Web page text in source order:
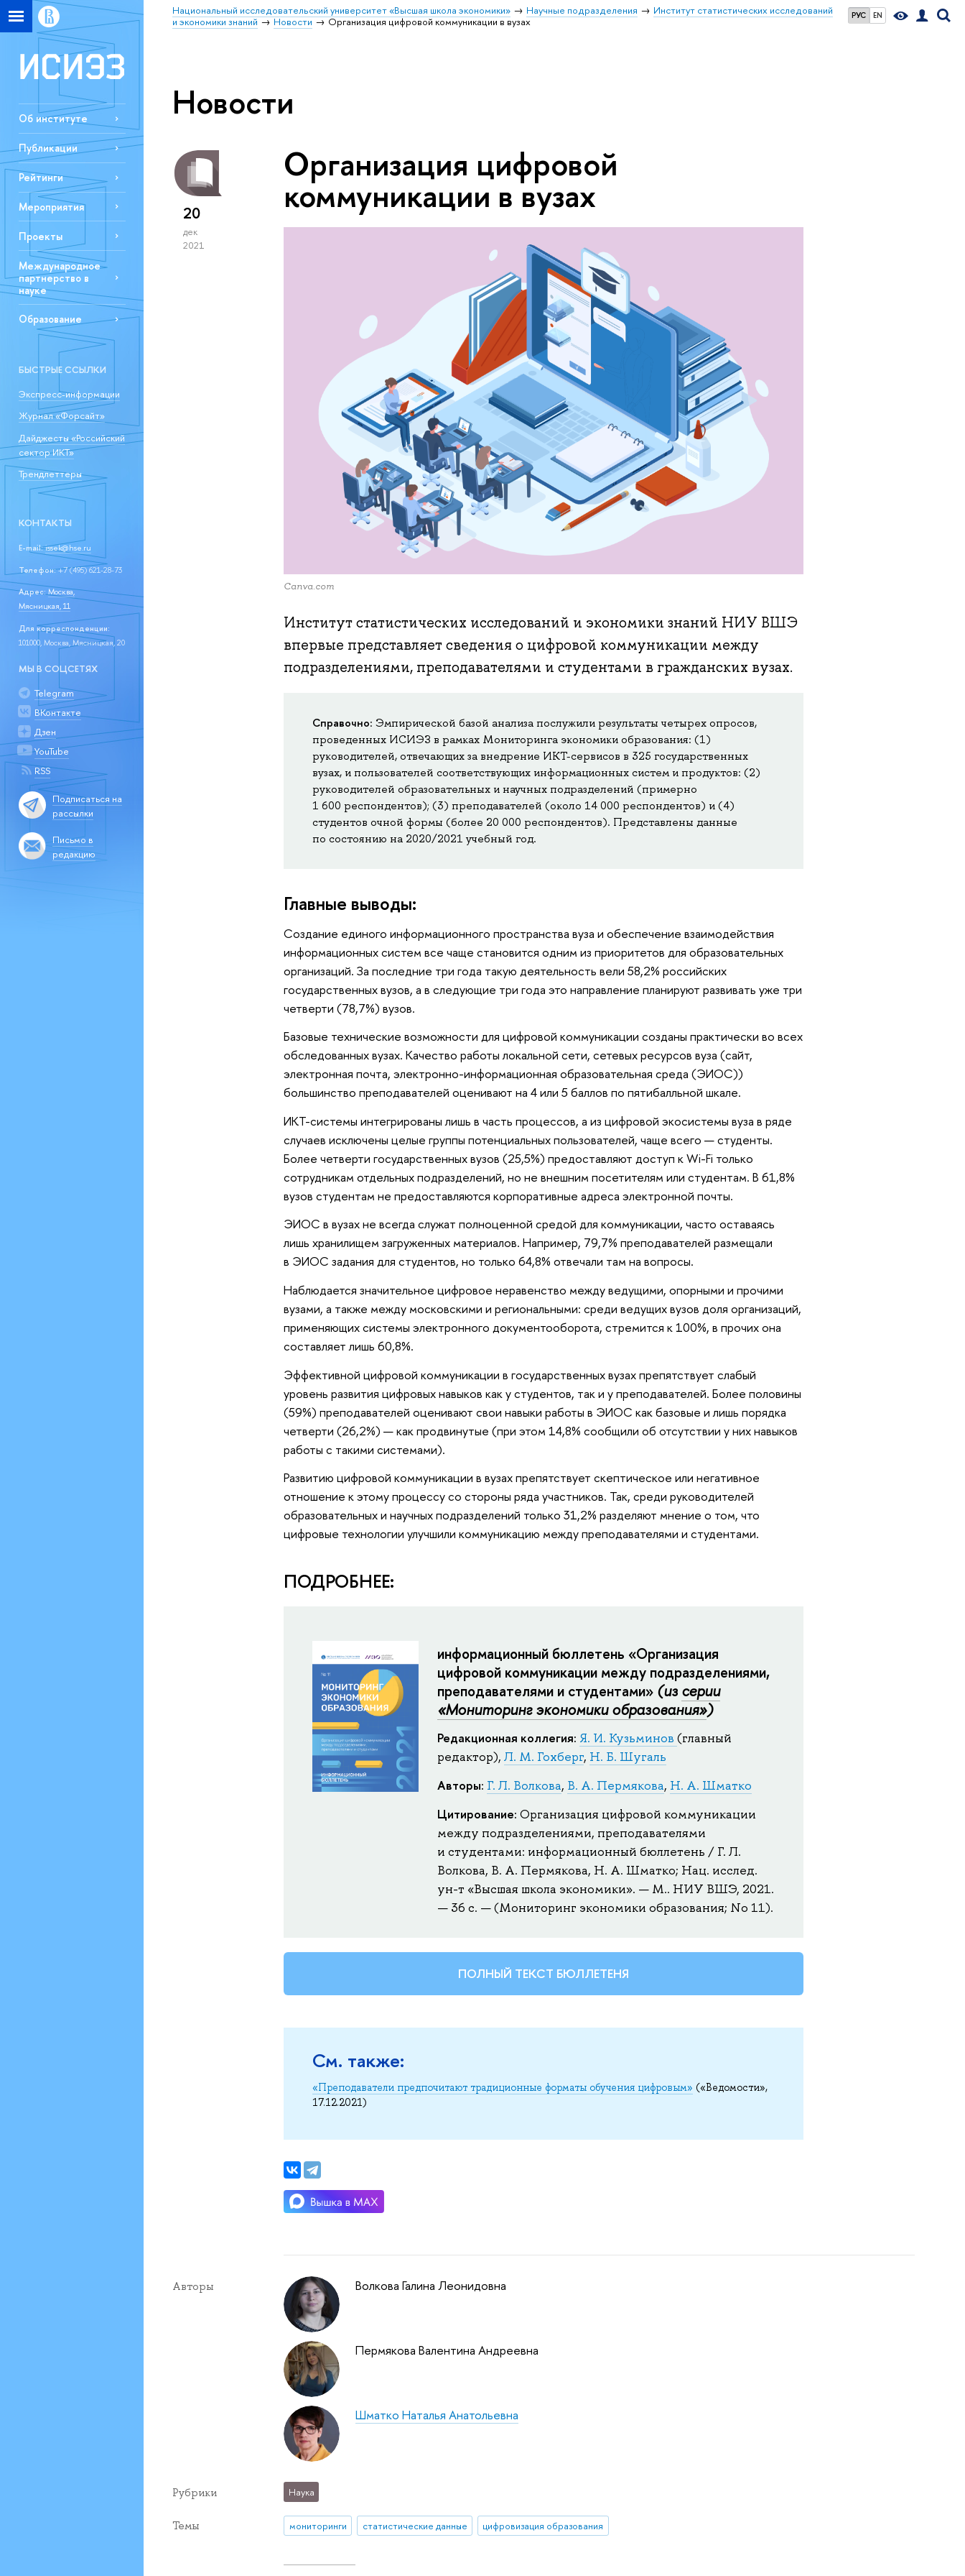
РУС EN
Национальный исследовательский университет «Высшая школа экономики» Научные подразделения
Институт статистических исследований
и экономики знаний
Новости Организация цифровой коммуникации в вузах
Об институте
Публикации
Рейтинги
Мероприятия
Проекты
Международное
партнерство в
науке
Образование
БЫСТРЫЕ ССЫЛКИ
Экспресс-информации
Журнал «Форсайт»
Дайджесты «Российский
сектор ИКТ»
Трендлеттеры
КОНТАКТЫ
E-mail:issek@hse.ru
Телефон:+7 (495) 621-28-73
Адрес: Москва,
Мясницкая, 11
Для корреспонденции:
101000, Москва, Мясницкая, 20
МЫ В СОЦСЕТЯХ
Telegram
ВКонтакте
Дзен
YouTube
RSS
Подписаться на
рассылки
Письмо в
редакцию
Новости
20
дек
2021
Организация цифровой
коммуникации в вузах
Canva.com
Институт статистических исследований и экономики знаний НИУ ВШЭ
впервые представляет сведения о цифровой коммуникации между
подразделениями, преподавателями и студентами в гражданских вузах.
Справочно: Эмпирической базой анализа послужили результаты четырех опросов,
проведенных ИСИЭЗ в рамках Мониторинга экономики образования: (1)
руководителей, отвечающих за внедрение ИКТ-сервисов в 325 государственных
вузах, и пользователей соответствующих информационных систем и продуктов: (2)
руководителей образовательных и научных подразделений (примерно
1 600 респондентов); (3) преподавателей (около 14 000 респондентов) и (4)
студентов очной формы (более 20 000 респондентов). Представлены данные
по состоянию на 2020/2021 учебный год.
Главные выводы:
Создание единого информационного пространства вуза и обеспечение взаимодействия
информационных систем все чаще становится одним из приоритетов для образовательных
организаций. За последние три года такую деятельность вели 58,2% российских
государственных вузов, а в следующие три года это направление планируют развивать уже три
четверти (78,7%) вузов.
Базовые технические возможности для цифровой коммуникации созданы практически во всех
обследованных вузах. Качество работы локальной сети, сетевых ресурсов вуза (сайт,
электронная почта, электронно-информационная образовательная среда (ЭИОС))
большинство преподавателей оценивают на 4 или 5 баллов по пятибалльной шкале.
ИКТ-системы интегрированы лишь в часть процессов, а из цифровой экосистемы вуза в ряде
случаев исключены целые группы потенциальных пользователей, чаще всего — студенты.
Более четверти государственных вузов (25,5%) предоставляют доступ к Wi-Fi только
сотрудникам отдельных подразделений, но не внешним посетителям или студентам. В 61,8%
вузов студентам не предоставляются корпоративные адреса электронной почты.
ЭИОС в вузах не всегда служат полноценной средой для коммуникации, часто оставаясь
лишь хранилищем загруженных материалов. Например, 79,7% преподавателей размещали
в ЭИОС задания для студентов, но только 64,8% отвечали там на вопросы.
Наблюдается значительное цифровое неравенство между ведущими, опорными и прочими
вузами, а также между московскими и региональными: среди ведущих вузов доля организаций,
применяющих системы электронного документооборота, стремится к 100%, в прочих она
составляет лишь 60,8%.
Эффективной цифровой коммуникации в государственных вузах препятствует слабый
уровень развития цифровых навыков как у студентов, так и у преподавателей. Более половины
(59%) преподавателей оценивают свои навыки работы в ЭИОС как базовые и лишь порядка
четверти (26,2%) — как продвинутые (при этом 14,8% сообщили об отсутствии у них навыков
работы с такими системами).
Развитию цифровой коммуникации в вузах препятствует скептическое или негативное
отношение к этому процессу со стороны ряда участников. Так, среди руководителей
образовательных и научных подразделений только 31,2% разделяют мнение о том, что
цифровые технологии улучшили коммуникацию между преподавателями и студентами.
ПОДРОБНЕЕ:
информационный бюллетень «Организация
цифровой коммуникации между подразделениями,
преподавателями и студентами» (из серии
«Мониторинг экономики образования»)
Редакционная коллегия: Я. И. Кузьминов (главный
редактор), Л. М. Гохберг, Н. Б. Шугаль
Авторы: Г. Л. Волкова, В. А. Пермякова, Н. А. Шматко
Цитирование: Организация цифровой коммуникации
между подразделениями, преподавателями
и студентами: информационный бюллетень / Г. Л.
Волкова, В. А. Пермякова, Н. А. Шматко; Нац. исслед.
ун-т «Высшая школа экономики». — М.. НИУ ВШЭ, 2021.
— 36 с. — (Мониторинг экономики образования; No 11).
ПОЛНЫЙ ТЕКСТ БЮЛЛЕТЕНЯ
См. также:
«Преподаватели предпочитают традиционные форматы обучения цифровым» («Ведомости»,
17.12.2021)
Авторы Волкова Галина Леонидовна
Пермякова Валентина Андреевна
Шматко Наталья Анатольевна
Рубрики Наука
Темы мониторинги статистические данные цифровизация образования